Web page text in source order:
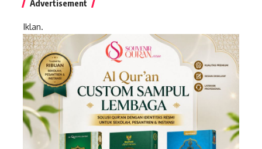
Advertisement
Iklan.